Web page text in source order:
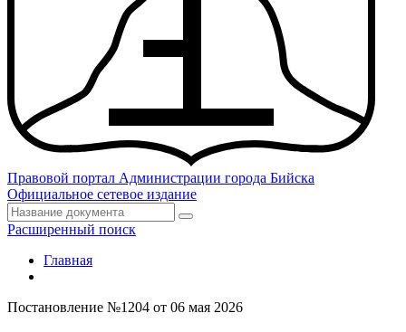
Правовой портал Администрации города Бийска
Официальное сетевое издание
Расширенный поиск
Главная
Постановление №1204 от 06 мая 2026